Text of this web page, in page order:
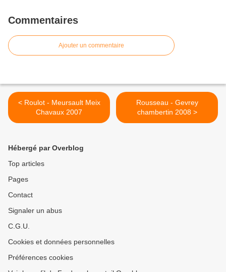
Commentaires
Ajouter un commentaire
< Roulot - Meursault Meix
Chavaux 2007
Rousseau - Gevrey
chambertin 2008 >
Hébergé par Overblog
Top articles
Pages
Contact
Signaler un abus
C.G.U.
Cookies et données personnelles
Préférences cookies